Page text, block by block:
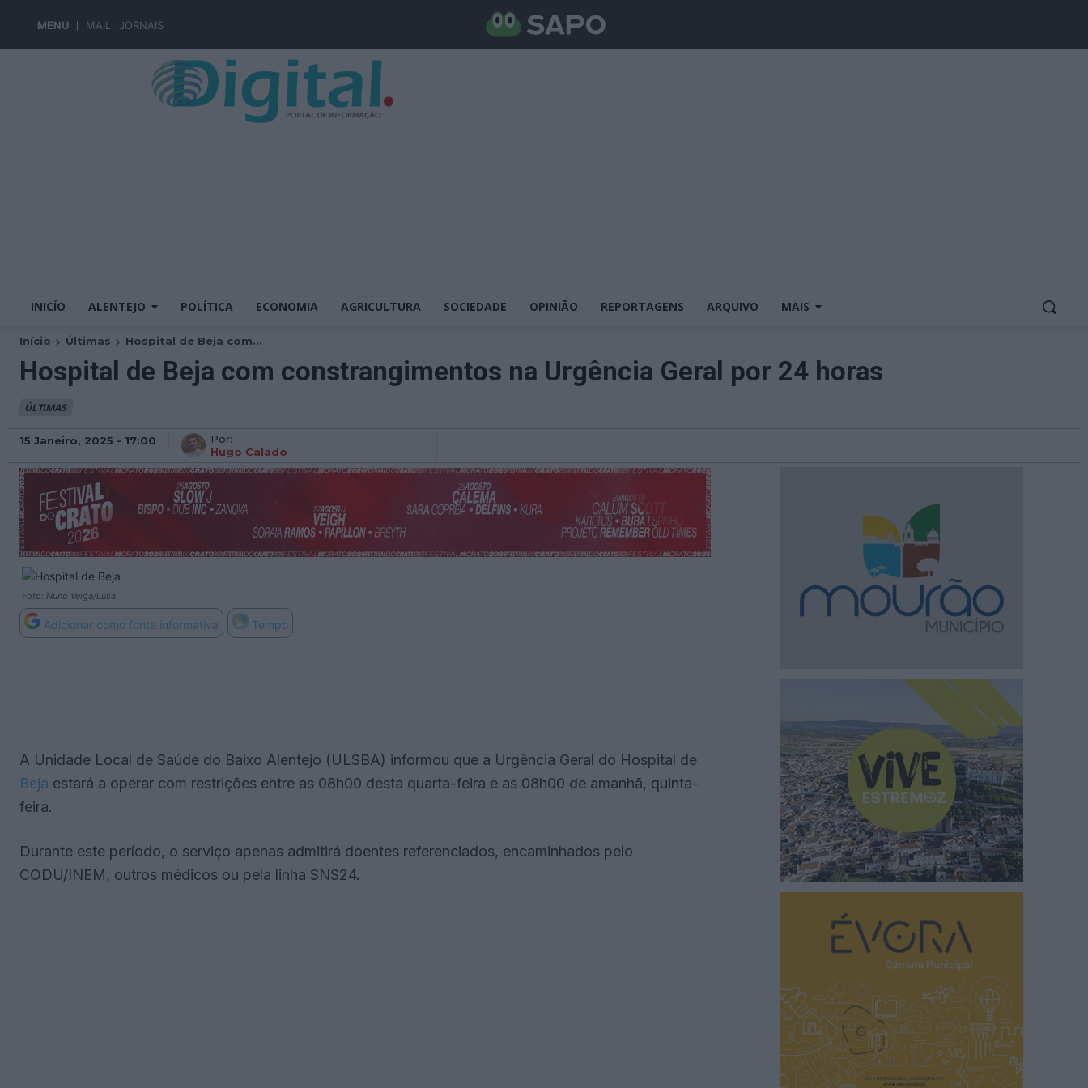
MENU MAIL JORNAIS
INICÍO ALENTEJO POLÍTICA ECONOMIA AGRICULTURA SOCIEDADE OPINIÃO REPORTAGENS ARQUIVO MAIS
Início Últimas Hospital de Beja com...
Hospital de Beja com constrangimentos na Urgência Geral por 24 horas
ÚLTIMAS
15 Janeiro, 2025 - 17:00
Por:
Hugo Calado
Foto: Nuno Veiga/Lusa
Adicionar como fonte informativa Tempo
A Unidade Local de Saúde do Baixo Alentejo (ULSBA) informou que a Urgência Geral do Hospital de
Beja estará a operar com restrições entre as 08h00 desta quarta-feira e as 08h00 de amanhã, quinta-
feira.
Durante este período, o serviço apenas admitirá doentes referenciados, encaminhados pelo
CODU/INEM, outros médicos ou pela linha SNS24.